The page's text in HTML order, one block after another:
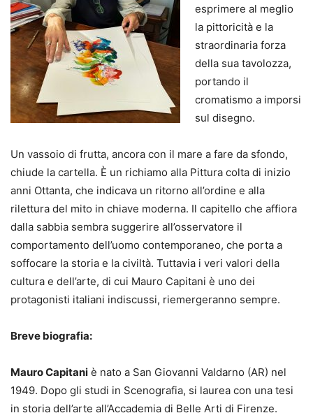
esprimere al meglio
la pittoricità e la
straordinaria forza
della sua tavolozza,
portando il
cromatismo a imporsi
sul disegno.
Un vassoio di frutta, ancora con il mare a fare da sfondo,
chiude la cartella. È un richiamo alla Pittura colta di inizio
anni Ottanta, che indicava un ritorno all’ordine e alla
rilettura del mito in chiave moderna. Il capitello che affiora
dalla sabbia sembra suggerire all’osservatore il
comportamento dell’uomo contemporaneo, che porta a
soffocare la storia e la civiltà. Tuttavia i veri valori della
cultura e dell’arte, di cui Mauro Capitani è uno dei
protagonisti italiani indiscussi, riemergeranno sempre.
Breve biografia:
Mauro Capitani è nato a San Giovanni Valdarno (AR) nel
1949. Dopo gli studi in Scenografia, si laurea con una tesi
in storia dell’arte all’Accademia di Belle Arti di Firenze.